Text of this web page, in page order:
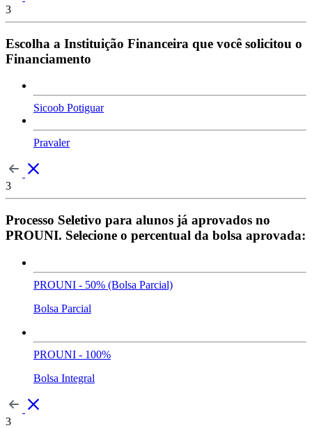
3
Escolha a Instituição Financeira que você solicitou o
Financiamento
Sicoob Potiguar
Pravaler
3
Processo Seletivo para alunos já aprovados no
PROUNI. Selecione o percentual da bolsa aprovada:
PROUNI - 50% (Bolsa Parcial)
Bolsa Parcial
PROUNI - 100%
Bolsa Integral
3